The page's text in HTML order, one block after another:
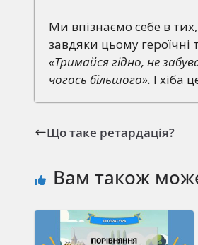
Ми впізнаємо себе в
завдяки цьому
«Тримайся гідно, не
чогось більшого». І хіба
Що таке ретардація?
Вам також